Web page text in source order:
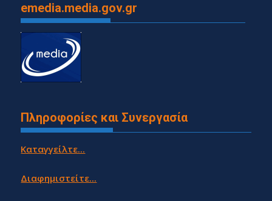
emedia.media.gov.gr
Πληροφορίες και Συνεργασία
Καταγγείλτε...
Διαφημιστείτε...